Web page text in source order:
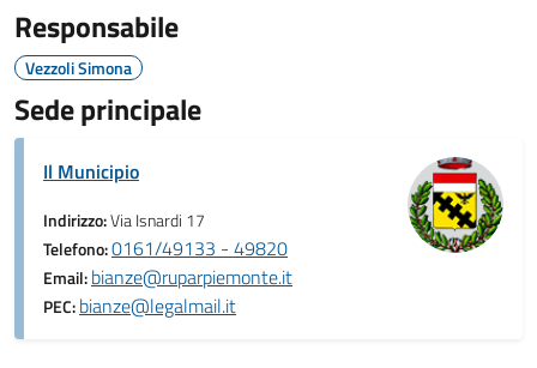
Responsabile
Vezzoli Simona
Sede principale
Il Municipio
Indirizzo:Via Isnardi 17
Telefono:0161/49133 - 49820
Email:bianze@ruparpiemonte.it
PEC:bianze@legalmail.it